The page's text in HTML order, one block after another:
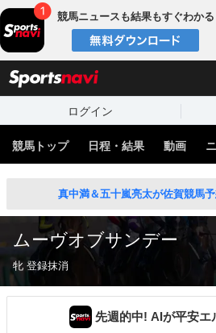
競馬ニュースも結果もすぐわかる
ログイン
競馬トップ 日程・結果 動画
真中満＆五十嵐亮太が佐賀競馬予
ムーヴオブサンデー
牝 登録抹消
先週的中! AIが平安エ